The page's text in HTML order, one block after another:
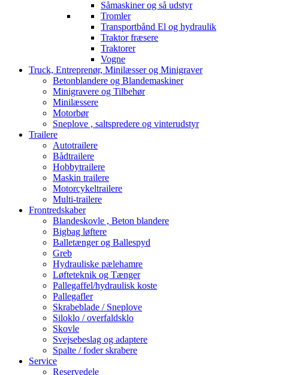
Såmaskiner og så udstyr
Tromler
Transportbånd El og hydraulik
Traktor fræsere
Traktorer
Vogne
Truck, Entreprenør, Minilæsser og Minigraver
Betonblandere og Blandemaskiner
Minigravere og Tilbehør
Minilæssere
Motorbør
Sneplove , saltspredere og vinterudstyr
Trailere
Autotrailere
Bådtrailere
Hobbytrailere
Maskin trailere
Motorcykeltrailere
Multi-trailere
Frontredskaber
Blandeskovle , Beton blandere
Bigbag løftere
Balletænger og Ballespyd
Greb
Hydrauliske pælehamre
Løfteteknik og Tænger
Pallegaffel/hydraulisk koste
Pallegafler
Skrabeblade / Sneplove
Siloklo / overfaldsklo
Skovle
Svejsebeslag og adaptere
Spalte / foder skrabere
Service
Reservedele